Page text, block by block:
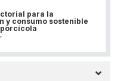
para la
y consumo sostenible